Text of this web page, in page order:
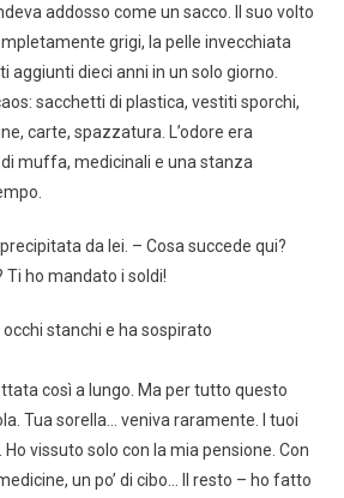
addosso come un sacco. Il suo volto
grigi, la pelle invecchiata
aggiunti dieci anni in un solo giorno.
sacchetti di plastica, vestiti sporchi,
carte, spazzatura. L’odore era
muffa, medicinali e una stanza
da lei. – Cosa succede qui?
Ti ho mandato i soldi!
occhi stanchi e ha sospirato
così a lungo. Ma per tutto questo
Tua sorella… veniva raramente. I tuoi
vissuto solo con la mia pensione. Con
un po’ di cibo… Il resto – ho fatto